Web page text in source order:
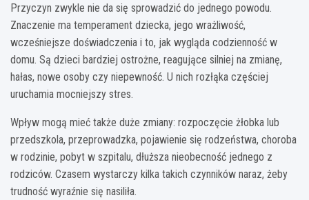
Przyczyn zwykle nie da się sprowadzić do jednego powodu.
Znaczenie ma temperament dziecka, jego wrażliwość,
wcześniejsze doświadczenia i to, jak wygląda codzienność w
domu. Są dzieci bardziej ostrożne, reagujące silniej na zmianę,
hałas, nowe osoby czy niepewność. U nich rozłąka częściej
uruchamia mocniejszy stres.
Wpływ mogą mieć także duże zmiany: rozpoczęcie żłobka lub
przedszkola, przeprowadzka, pojawienie się rodzeństwa, choroba
w rodzinie, pobyt w szpitalu, dłuższa nieobecność jednego z
rodziców. Czasem wystarczy kilka takich czynników naraz, żeby
trudność wyraźnie się nasiliła.